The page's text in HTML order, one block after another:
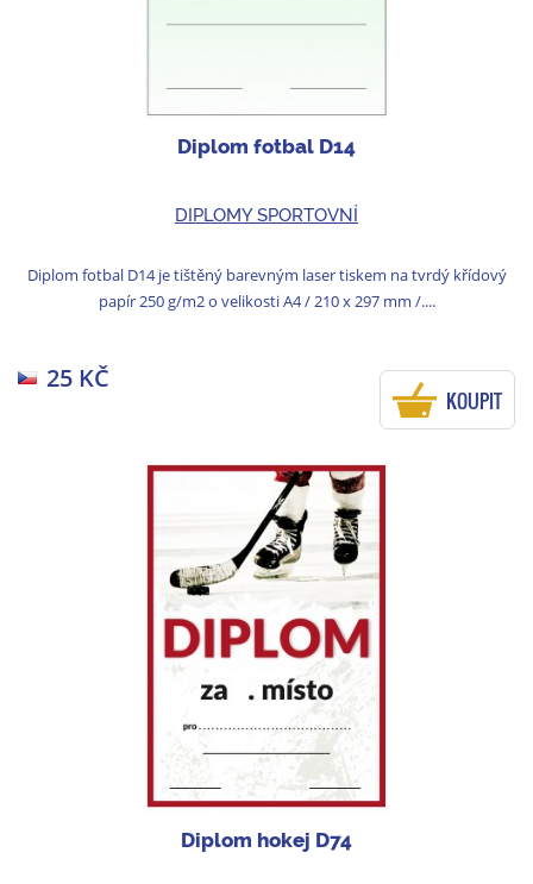
Diplom fotbal D14
DIPLOMY SPORTOVNÍ
Diplom fotbal D14 je tištěný barevným laser tiskem na tvrdý křídový
papír 250 g/m2 o velikosti A4 / 210 x 297 mm /....
25 KČ
KOUPIT
Diplom hokej D74